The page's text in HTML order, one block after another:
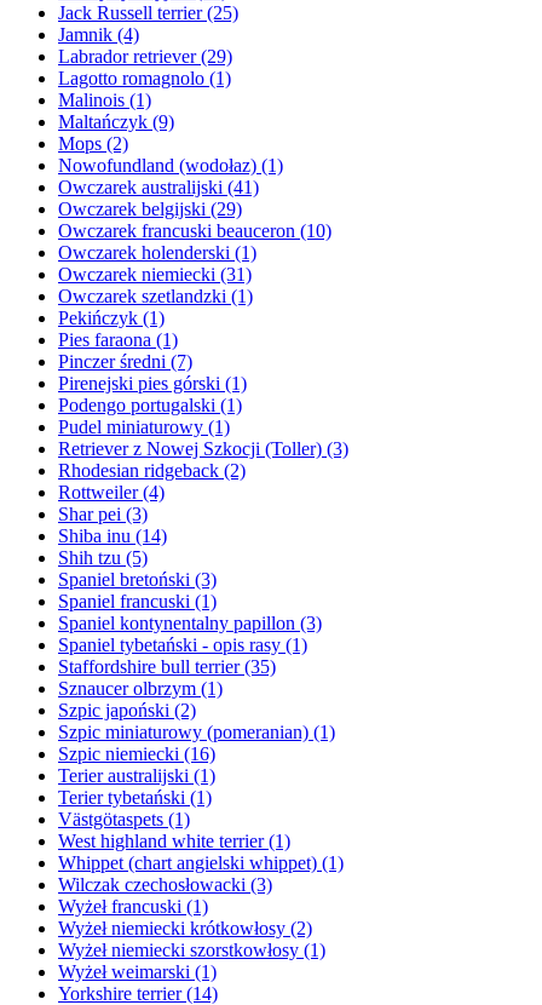
Jack Russell terrier(25)
Jamnik (4)
Labrador retriever(29)
Lagotto romagnolo (1)
Malinois (1)
Maltańczyk (9)
Mops (2)
Nowofundland (wodołaz) (1)
Owczarek australijski (41)
Owczarek belgijski (29)
Owczarek francuski beauceron (10)
Owczarek holenderski (1)
Owczarek niemiecki (31)
Owczarek szetlandzki (1)
Pekińczyk (1)
Pies faraona (1)
Pinczer średni (7)
Pirenejski pies górski (1)
Podengo portugalski (1)
Pudel miniaturowy (1)
Retriever z Nowej Szkocji (Toller) (3)
Rhodesian ridgeback (2)
Rottweiler(4)
Shar pei (3)
Shiba inu (14)
Shih tzu (5)
Spaniel bretoński (3)
Spaniel francuski (1)
Spaniel kontynentalny papillon (3)
Spaniel tybetański - opis rasy (1)
Staffordshire bull terrier(35)
Sznaucer olbrzym (1)
Szpic japoński (2)
Szpic miniaturowy (pomeranian) (1)
Szpic niemiecki (16)
Terier australijski (1)
Terier tybetański (1)
Västgötaspets (1)
West highland white terrier(1)
Whippet (chart angielski whippet) (1)
Wilczak czechosłowacki (3)
Wyżeł francuski (1)
Wyżeł niemiecki krótkowłosy (2)
Wyżeł niemiecki szorstkowłosy (1)
Wyżeł weimarski (1)
Yorkshire terrier(14)